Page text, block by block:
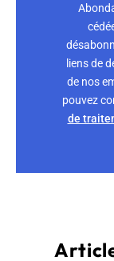
liens de
de nos
pouvez
de